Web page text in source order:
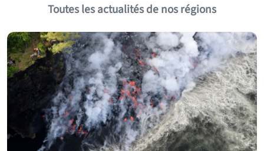
Toutes les actualités de nos régions
06 August 2025 Ile de La Réunion